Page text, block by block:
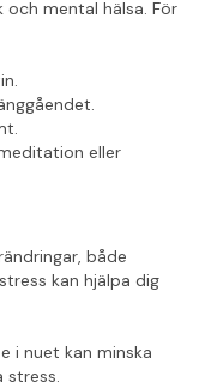
mental hälsa. För
eller
både
kan hjälpa dig
i nuet kan minska
stress.